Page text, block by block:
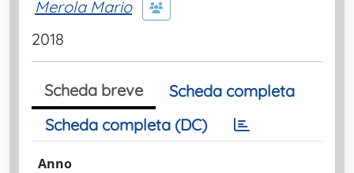
Merola Mario
2018
Scheda breve
Scheda completa
Scheda completa (DC)
Anno